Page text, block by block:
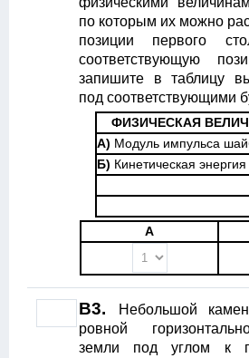
по которым их можно
позиции первого
соответствующую
запишите в таблицу
под соответствующими
ФИЗИЧЕСКАЯ
А) Модуль импульса
Б) Кинетическая
A
B3.
Небольшой
ровной
земли под углом к